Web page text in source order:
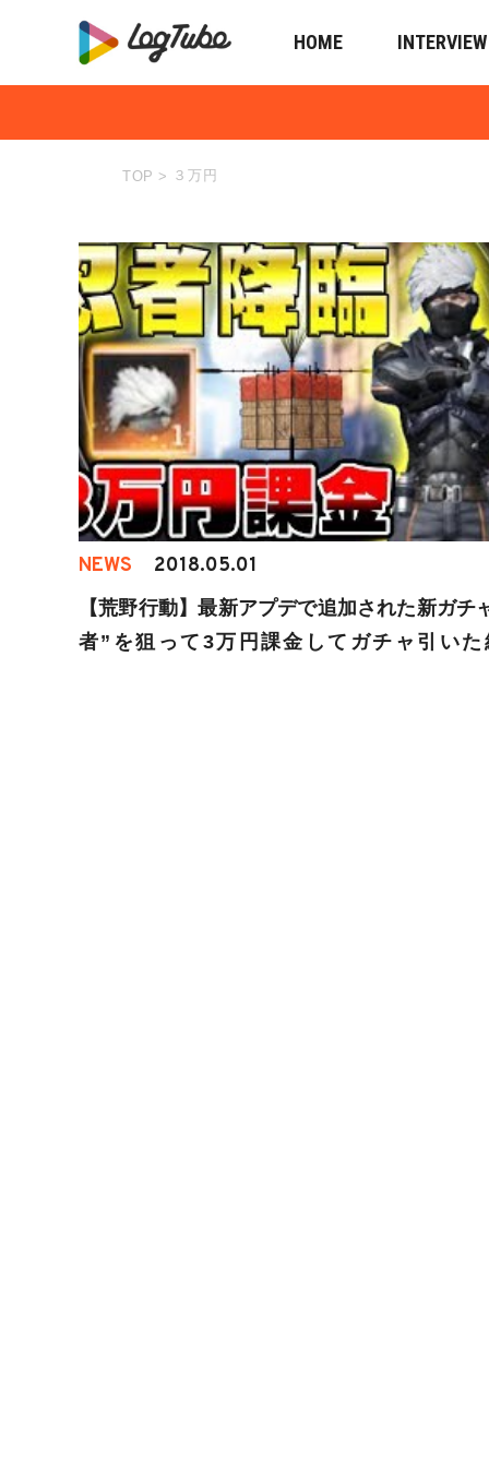
HOME INTERVIEW
TOP > ３万円
NEWS 2018.05.01
【荒野行動】最新アプデで追加された新ガチ
者”を狙って3万円課金してガチャ引いた